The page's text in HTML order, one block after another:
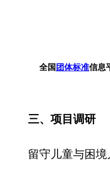
全国 团体标准信息
三、 项目调研
留守儿童与困境